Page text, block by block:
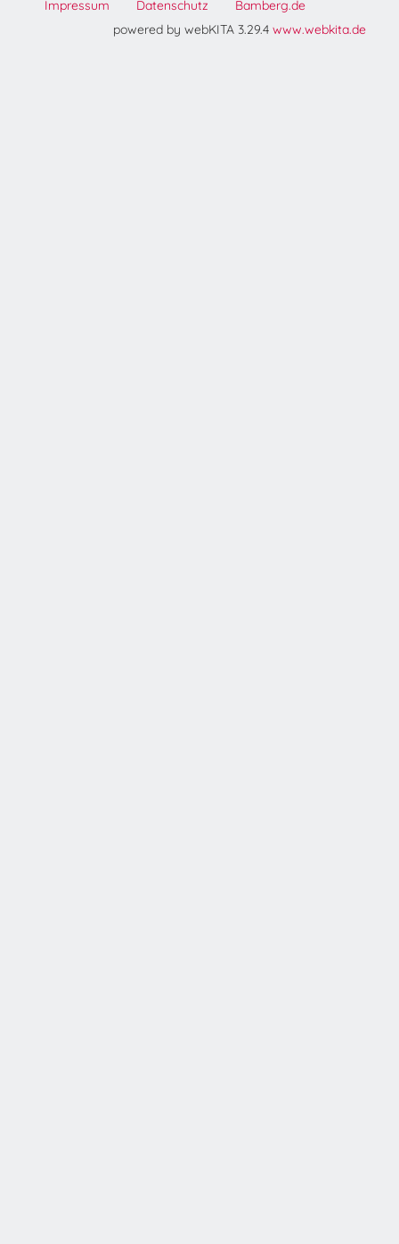
Impressum Datenschutz
Bamberg.de
powered by webKITA 3.29.4 www.webkita.de